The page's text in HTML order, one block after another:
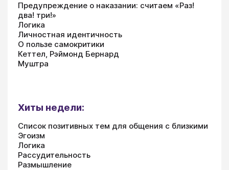
Предупреждение о наказании: считаем «Раз!
два! три!»
Логика
Личностная идентичность
О пользе самокритики
Кеттел, Рэймонд Бернард
Муштра
Хиты недели:
Список позитивных тем для общения с близкими
Эгоизм
Логика
Рассудительность
Размышление